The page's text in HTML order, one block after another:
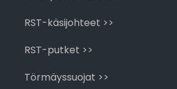
RST-käsijohteet >>
RST-putket >>
Törmäyssuojat >>